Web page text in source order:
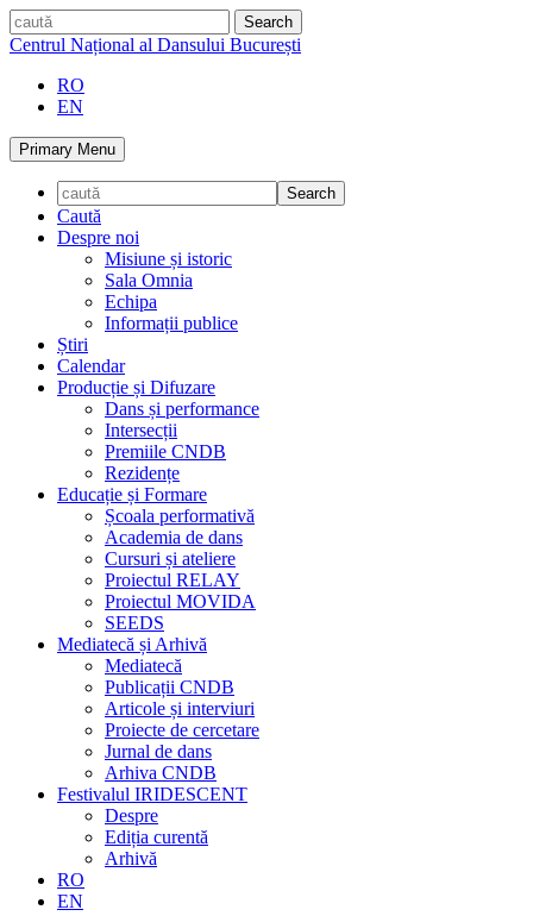
Skip
to
caută
Centrul Național al Dansului București
RO
EN
Primary Menu
Caută
Despre noi
Misiune și istoric
Sala Omnia
Echipa
Informații publice
Știri
Calendar
Producție și Difuzare
Dans și performance
Intersecții
Premiile CNDB
Rezidențe
Educație și Formare
Școala performativă
Academia de dans
Cursuri și ateliere
Proiectul RELAY
Proiectul MOVIDA
SEEDS
Mediatecă și Arhivă
Mediatecă
Publicații CNDB
Articole și interviuri
Proiecte de cercetare
Jurnal de dans
Arhiva CNDB
Festivalul IRIDESCENT
Despre
Ediția curentă
Arhivă
RO
EN